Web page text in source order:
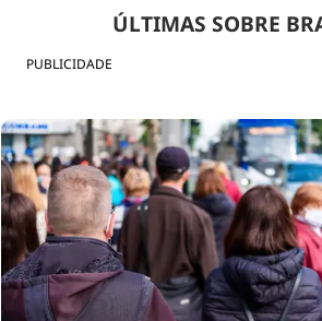
PUBLICIDADE
ÚLTIMAS SOBRE